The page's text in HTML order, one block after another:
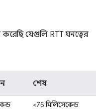
যেগুলি RTT ঘনত্বের
শেষ
<75 মিলিসেকেন্ড